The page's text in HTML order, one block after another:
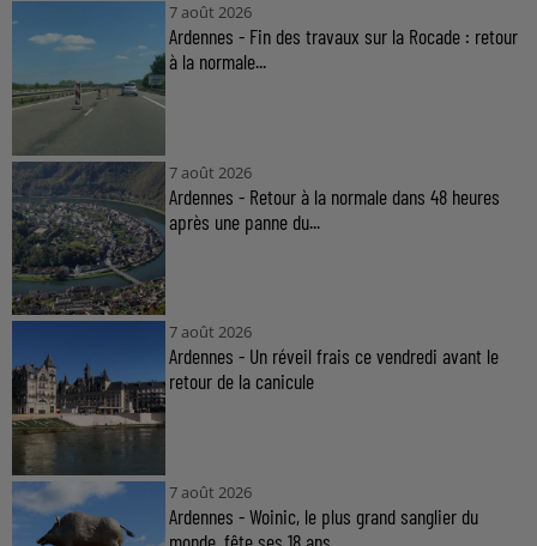
7 août 2026
Ardennes - Fin des travaux sur la Rocade : retour
à la normale...
7 août 2026
Ardennes - Retour à la normale dans 48 heures
après une panne du...
7 août 2026
Ardennes - Un réveil frais ce vendredi avant le
retour de la canicule
7 août 2026
Ardennes - Woinic, le plus grand sanglier du
monde, fête ses 18 ans